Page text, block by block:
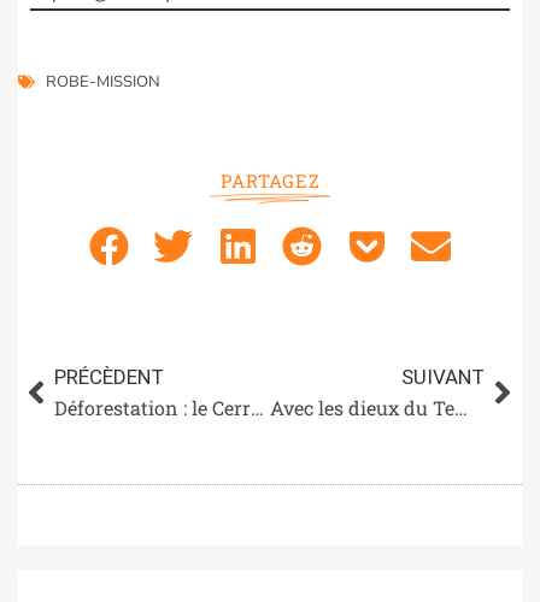
ROBE-MISSION
PARTAGEZ
PRÉCÈDENT
Déforestation : le Cerrado brésilien menacé par la production de soja
SUIVANT
Avec les dieux du Templo Mayor au musée du quai Branly…